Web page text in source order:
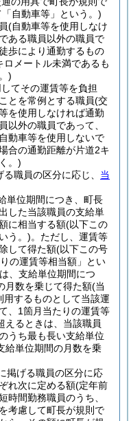
自動車等」という。)
(自動車等を使用しなけ
ある職員以外の職員で
歩により通勤するもの
メートル未満であるも
)
てその運賃等を負担
とを常例とする職員(交
を使用しなければ通勤
以外の職員であって、
動車等を使用しないで
合の通勤距離が片道2キ
。)
る職員の区分に応じ、 当
位期間につき、町長
した当該職員の支給単
に相当する額(以下この
う。)。 ただし、運賃等
して得た額(以下この号
の運賃等相当額」とい
、支給単位期間につ
月数を乗じて得た額(当
するものとして当該運
、1箇月当たりの運賃等
えるときは、当該職員
うち最も長い支給単位
給単位期間の月数を乗
げる職員の区分に応
れ次に定める額(定年前
時間勤務職員のうち、
考慮して町長が規則で